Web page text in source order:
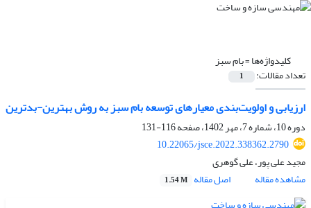
کلیدواژه‌ها =بام‌ سبز
تعداد مقالات: 1
ارزیابی و اولویت‌بندی معیار‌های توسعه بام سبز به روش بهترین-بدترین
دوره 10، شماره 7، مهر 1402، صفحه
116-131
10.22065/jsce.2022.338362.2790
مجید علی پور، علی گوهری
مشاهده مقاله
اصل مقاله 1.54 M